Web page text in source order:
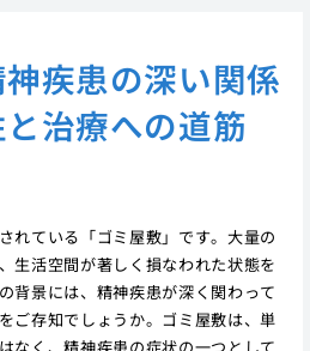
疾患の深い関係
治療への道筋
れている「ゴミ屋敷」です。大量の
生活空間が著しく損なわれた状態を
背景には、精神疾患が深く関わって
ご存知でしょうか。ゴミ屋敷は、単
なく、精神疾患の症状の一つとして